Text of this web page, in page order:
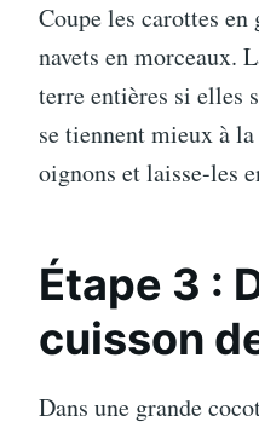
Coupe les carottes
navets en morceaux.
terre entières si elles
se tiennent mieux à
oignons et laisse-les
Étape 3 :
cuisson
Dans une grande